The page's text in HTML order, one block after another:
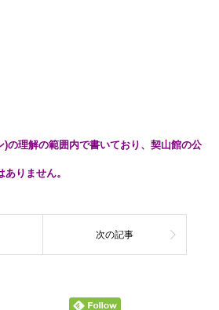
)の理解の範囲内で書いており、契山館の公
りません。
次の記事